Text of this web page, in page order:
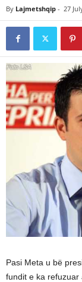
By Lajmetshqip - 27
Pasi Meta u bë
fundit e ka refuzuar